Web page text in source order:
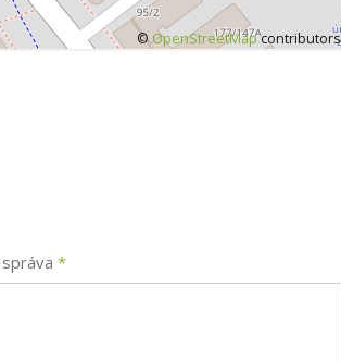
©OpenStreetMapcontributors
*